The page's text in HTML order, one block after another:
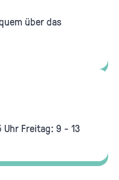
über das
Uhr Freitag: 9 - 13